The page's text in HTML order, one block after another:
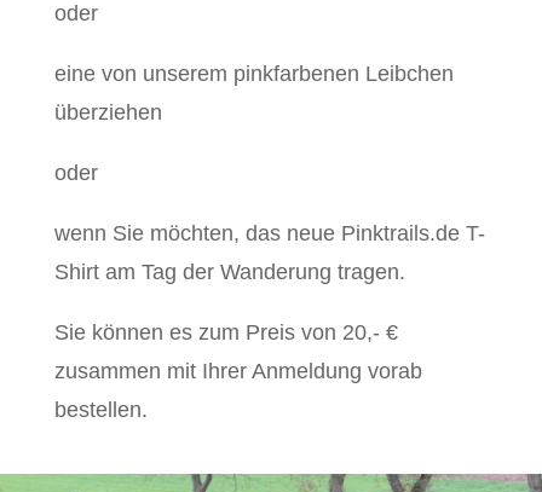
oder
eine von unserem pinkfarbenen Leibchen
überziehen
oder
wenn Sie möchten, das neue Pinktrails.deT-
Shirt am Tag der Wanderung tragen.
Sie können es zum Preis von 20,- €
zusammen mit Ihrer Anmeldung vorab
bestellen.